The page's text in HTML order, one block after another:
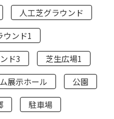
人工芝グラウンド
ウンド1
ド3
芝生広場1
展示ホール
公園
駐車場